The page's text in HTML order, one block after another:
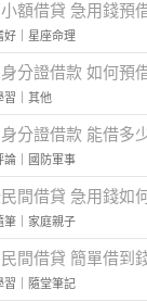
額借貸 急用錢預
好 星座命理
分證借款 如何預
習 其他
分證借款 能借多
論 國防軍事
間借貸 急用錢如
筆 家庭親子
間借貸 簡單借到
習 隨堂筆記